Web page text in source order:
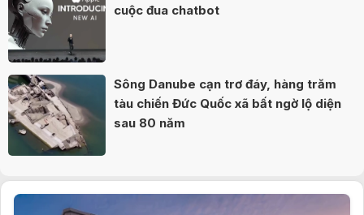
cuộc đua chatbot
Sông Danube cạn trơ đáy, hàng trăm
tàu chiến Đức Quốc xã bất ngờ lộ diện
sau 80 năm